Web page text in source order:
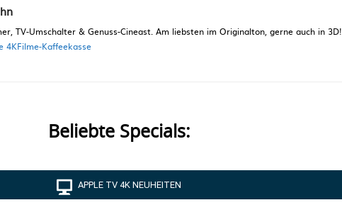
TV-Umschalter & Genuss-Cineast. Am liebsten im Originalton, gerne auch in 3D!
4KFilme-Kaffeekasse
Beliebte Specials:
APPLE TV 4K NEUHEITEN